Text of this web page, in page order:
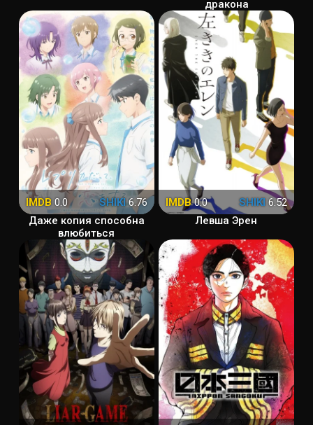
дракона
IMDB0.0 SHIKI6.76
Даже копия способна
влюбиться
IMDB0.0 SHIKI 6.52
Левша Эрен